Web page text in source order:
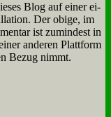
Blog auf ei­ner ei­
Der obi­ge, im
ist zu­min­dest in
an­de­ren Platt­form
Be­zug nimmt.